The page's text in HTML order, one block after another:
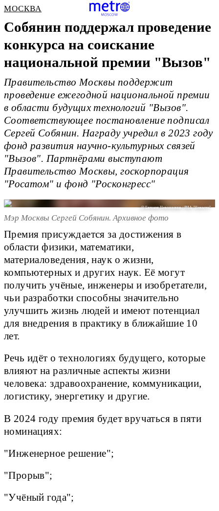
МОСКВА
Собянин поддержал проведение
конкурса на соискание
национальной премии "Вызов"
Правительство Москвы поддержит
проведение ежегодной национальной премии
в области будущих технологий "Вызов".
Соответствующее постановление подписал
Сергей Собянин. Награду учредил в 2023 году
фонд развития научно-культурных связей
"Вызов". Партнёрами выступают
Правительство Москвы, госкорпорация
"Росатом" и фонд "Росконгресс"
@ Евгения Новоженина / РИА "Новости"
Мэр Москвы Сергей Собянин. Архивное фото
Премия присуждается за достижения в
области физики, математики,
материаловедения, наук о жизни,
компьютерных и других наук. Её могут
получить учёные, инженеры и изобретатели,
чьи разработки способны значительно
улучшить жизнь людей и имеют потенциал
для внедрения в практику в ближайшие 10
лет.
Речь идёт о технологиях будущего, которые
влияют на различные аспекты жизни
человека: здравоохранение, коммуникации,
логистику, энергетику и другие.
В 2024 году премия будет вручаться в пяти
номинациях:
"Инженерное решение";
"Прорыв";
"Учёный года";